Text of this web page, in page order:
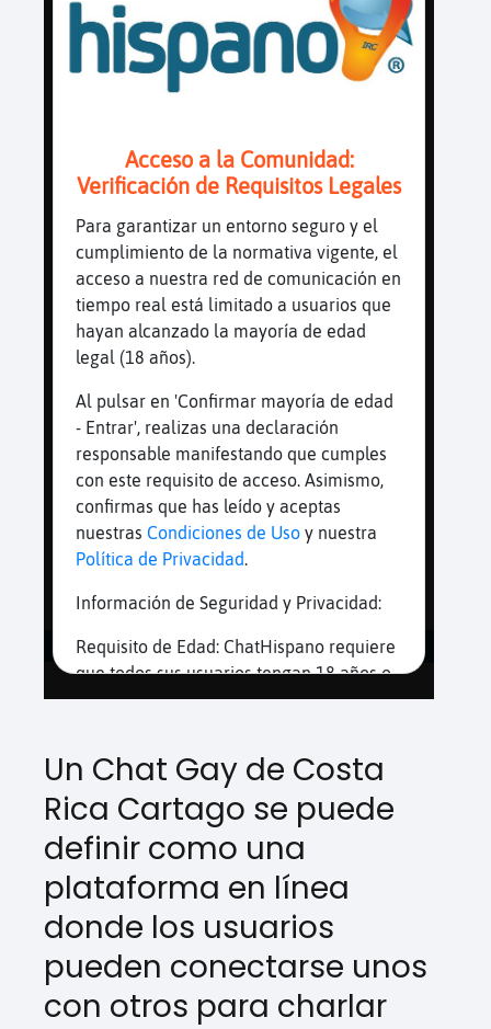
Un Chat Gay de Costa
Rica Cartago se puede
definir como una
plataforma en línea
donde los usuarios
pueden conectarse unos
con otros para charlar